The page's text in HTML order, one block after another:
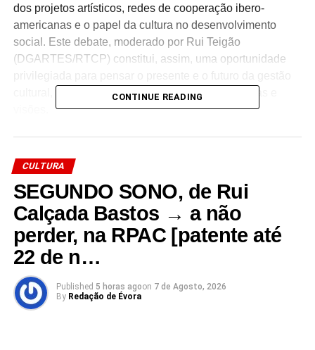
dos projetos artísticos, redes de cooperação ibero-
americanas e o papel da cultura no desenvolvimento
social. Este debate, moderado por Rui Teigão
(DGARTES/RTCP) constitui, assim, uma oportunidade
cultural, reforçando pontes entre territórios, práticas e
(com transmissão no Instagram do FITEI)
O FITEI iniciou ontem, a 13 de maio, com uma
programação que integra 16 espetáculos nas principais
salas do Porto, Gaia, Matosinhos e Viana do Castelo.
Colapso e Esperança, o tema desta 49ª edição, norteia
também as atividades paralelas – workshops,
espaço — frágil, instável, mas profundamente necessário
— onde ainda é possível imaginar, em conjunto, outras
CONTINUE READING
CULTURA
SEGUNDO SONO, de Rui
Calçada Bastos → a não
perder, na RPAC [patente até
22 de n…
Published 5 horas agoon 7 de Agosto, 2026
By Redação de Évora